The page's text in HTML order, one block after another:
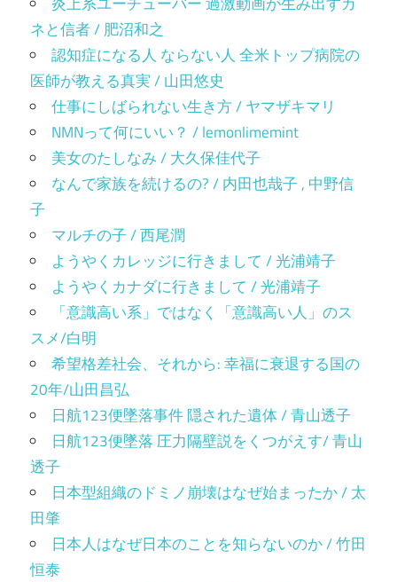
ネと信者 / 肥沼和之
認知症になる人 ならない人 全米トップ病院の
医師が教える真実 / 山田悠史
仕事にしばられない生き方 / ヤマザキマリ
NMNって何にいい？ / lemonlimemint
美女のたしなみ / 大久保佳代子
なんで家族を続けるの? / 内田也哉子 , 中野信
子
マルチの子 / 西尾潤
ようやくカレッジに行きまして / 光浦靖子
ようやくカナダに行きまして / 光浦靖子
「意識高い系」ではなく「意識高い人」のス
スメ/白明
希望格差社会、それから: 幸福に衰退する国の
20年/山田昌弘
日航123便墜落事件 隠された遺体 / 青山透子
日航123便墜落 圧力隔壁説をくつがえす/ 青山
透子
日本型組織のドミノ崩壊はなぜ始まったか / 太
田肇
日本人はなぜ日本のことを知らないのか / 竹田
恒泰